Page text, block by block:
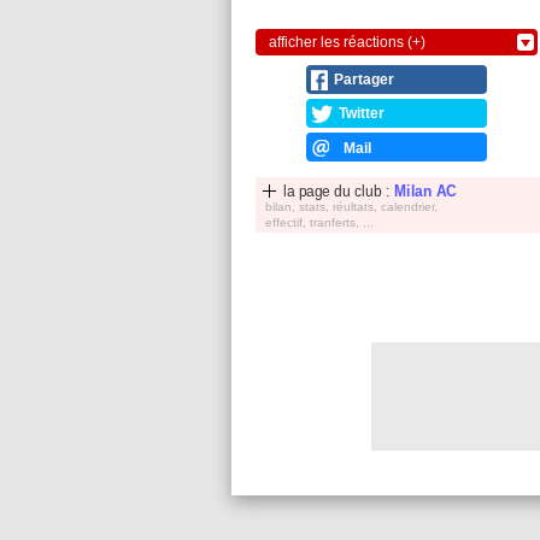
afficher les réactions (+)
Partager
Twitter
Mail
la page du club : Milan AC
bilan, stats, réultats, calendrier,
effectif, tranferts, ...